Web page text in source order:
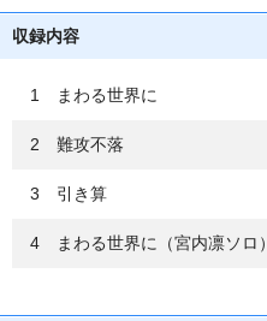
収録内容
1 まわる世界に
2 難攻不落
3 引き算
4 まわる世界に（宮内凛ソロ）